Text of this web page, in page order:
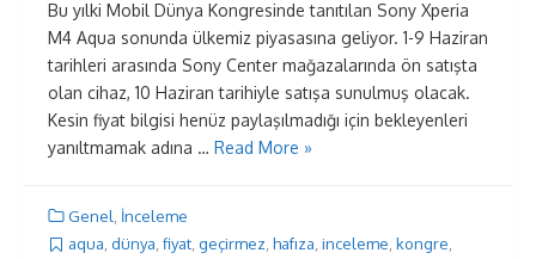
Bu yılki Mobil Dünya Kongresinde tanıtılan Sony Xperia
M4 Aqua sonunda ülkemiz piyasasına geliyor. 1-9 Haziran
tarihleri arasında Sony Center mağazalarında ön satışta
olan cihaz, 10 Haziran tarihiyle satışa sunulmuş olacak.
Kesin fiyat bilgisi henüz paylaşılmadığı için bekleyenleri
yanıltmamak adına … Read More »
Genel İnceleme
aqua, dünya, fiyat, geçirmez, hafıza, inceleme, kongre,